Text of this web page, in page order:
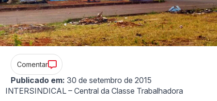
Comentar
Publicado em: 30 de setembro de 2015
INTERSINDICAL – Central da Classe Trabalhadora